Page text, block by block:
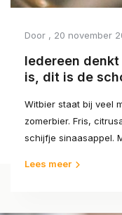
Door , 20 november
Iedereen
is, dit is de
Witbier staat bij veel
zomerbier. Fris,
schijfje sinaasappel.
Lees meer